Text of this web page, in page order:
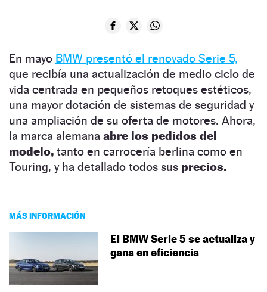
En mayo BMW presentó el renovado Serie 5,
que recibía una actualización de medio ciclo de
vida centrada en pequeños retoques estéticos,
una mayor dotación de sistemas de seguridad y
una ampliación de su oferta de motores. Ahora,
la marca alemana abre los pedidos del
modelo, tanto en carrocería berlina como en
Touring, y ha detallado todos sus precios.
MÁS INFORMACIÓN
El BMW Serie 5 se actualiza y
gana en eficiencia